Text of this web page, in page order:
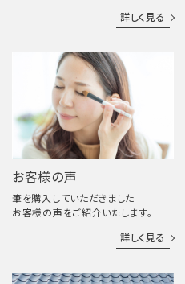
詳しく見る
お客様の声
筆を購入していただきました
お客様の声をご紹介いたします。
詳しく見る